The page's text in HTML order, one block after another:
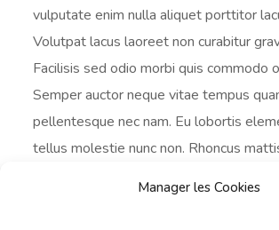
Manager les Cookies
vulputate enim nulla aliquet porttitor
Volutpat lacus laoreet non curabitur
Facilisis sed odio morbi quis commodo
Semper auctor neque vitae tempus
pellentesque nec nam. Eu lobortis
tellus molestie nunc non. Rhoncus